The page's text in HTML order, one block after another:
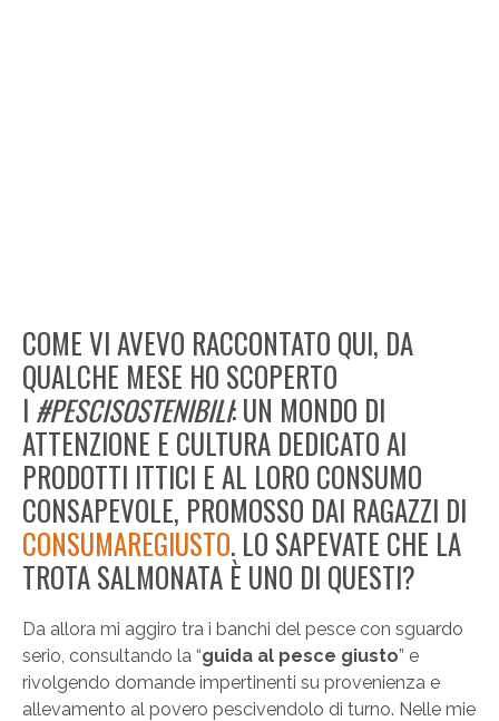
COME VI AVEVO RACCONTATO QUI, DA
QUALCHE MESE HO SCOPERTO
I #PESCISOSTENIBILI: UN MONDO DI
ATTENZIONE E CULTURA DEDICATO AI
PRODOTTI ITTICI E AL LORO CONSUMO
CONSAPEVOLE, PROMOSSO DAI RAGAZZI DI
CONSUMAREGIUSTO. LO SAPEVATE CHE LA
TROTA SALMONATA È UNO DI QUESTI?
Da allora mi aggiro tra i banchi del pesce con sguardo
serio, consultando la “guida al pesce giusto” e
rivolgendo domande impertinenti su provenienza e
allevamento al povero pescivendolo di turno. Nelle mie